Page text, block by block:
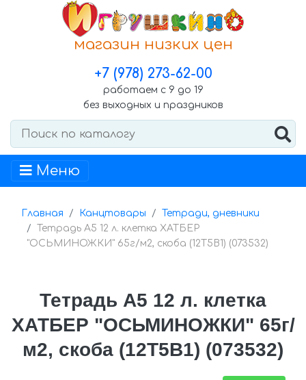
магазин низких цен
+7 (978) 273-62-00
работаем с 9 до 19
без выходных и праздников
Меню
Главная Канцтовары
Тетради, дневники
Тетрадь А5 12 л. клетка ХАТБЕР
"ОСЬМИНОЖКИ" 65г/м2, скоба (12Т5В1) (073532)
Тетрадь А5 12 л. клетка
ХАТБЕР "ОСЬМИНОЖКИ" 65г/
м2, скоба (12Т5В1) (073532)